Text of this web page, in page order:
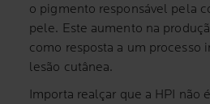
o pigmento responsável pela
pele. Este aumento na
como resposta a um processo
lesão cutânea.
Importa realçar que a HPI não